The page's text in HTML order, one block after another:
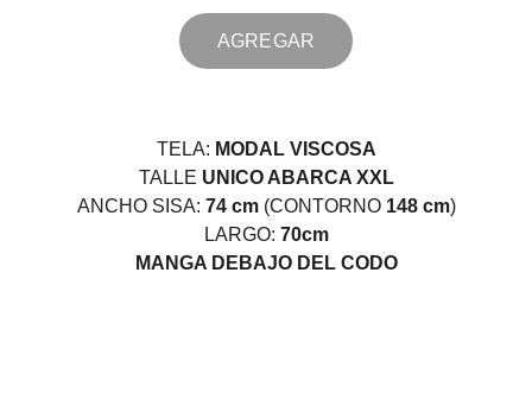
AGREGAR
TELA: MODAL VISCOSA
TALLE UNICO ABARCA XXL
ANCHO SISA: 74 cm(CONTORNO 148 cm)
LARGO: 70cm
MANGA DEBAJO DEL CODO